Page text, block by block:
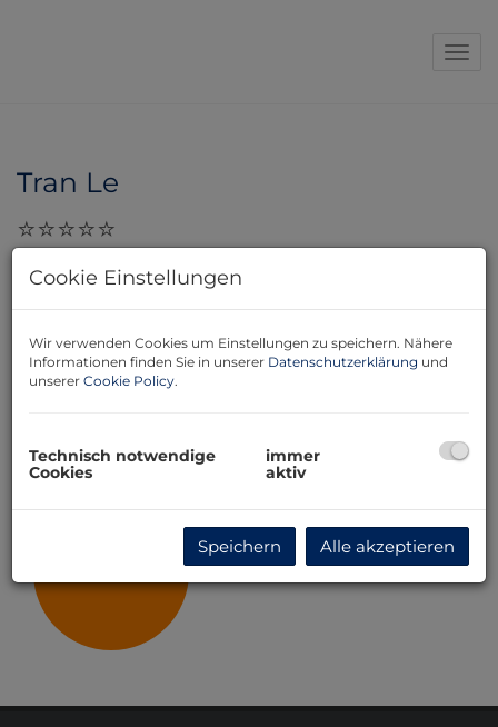
Tran Le
29.11.2023, 10:23
Sehr geehrte Damen und Herren, Frau Gabriele
zuverlässig, zuvorkommend, kompetent, freundlich,
flexibel und engagiert. Wir sind sehr dankbar für Ihre
Unterstützung beim Hauskauf. Sie ist sehr zu
Cookie Einstellungen
Wir verwenden Cookies um Einstellungen zu speichern. Nähere
Informationen finden Sie in unserer Datenschutzerklärung und
unserer Cookie Policy.
Technisch notwendige
Cookies
immer
aktiv
Speichern Alle akzeptieren